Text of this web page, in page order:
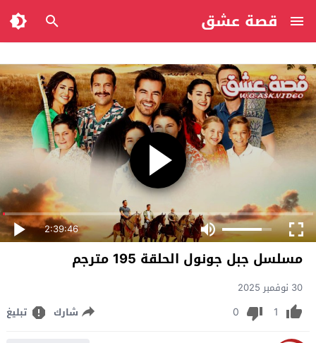
قصة عشق
2:39:46
مسلسل جبل جونول الحلقة 195 مترجم
30 نوفمبر 2025
1
0 شارك تبليغ